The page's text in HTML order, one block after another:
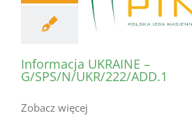
Informacja UKRAINE –
G/SPS/N/UKR/222/ADD.1
Zobacz więcej